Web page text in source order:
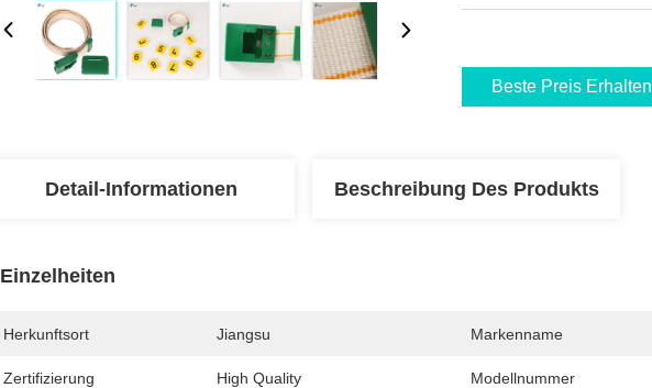
Beste Preis Erhalten
Detail-Informationen Beschreibung Des Produkts
Einzelheiten
Herkunftsort Jiangsu Markenname
Zertifizierung High Quality Modellnummer